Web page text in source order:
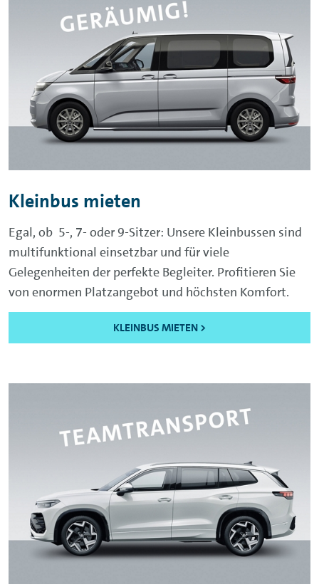
Kleinbus mieten
Egal, ob 5-, 7- oder 9-Sitzer: Unsere Kleinbussen sind
multifunktional einsetzbar und für viele
Gelegenheiten der perfekte Begleiter. Profitieren Sie
von enormen Platzangebot und höchsten Komfort.
KLEINBUS MIETEN >